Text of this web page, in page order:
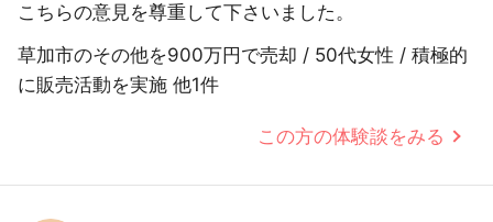
こちらの意見を尊重して下さいました。
草加市のその他を900万円で売却 / 50代女性 / 積極的
に販売活動を実施 他1件
この方の体験談をみる